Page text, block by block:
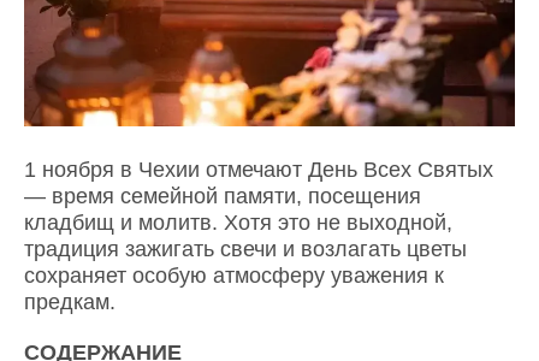
1 ноября в Чехии отмечают День Всех Святых
— время семейной памяти, посещения
кладбищ и молитв. Хотя это не выходной,
традиция зажигать свечи и возлагать цветы
сохраняет особую атмосферу уважения к
предкам.
СОДЕРЖАНИЕ